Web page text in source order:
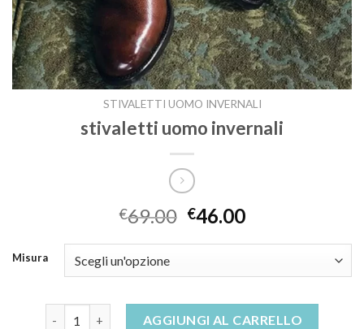
STIVALETTI UOMO INVERNALI
stivaletti uomo invernali
€69.00 €46.00
Misura
stivaletti uomo invernali quantità
AGGIUNGI AL CARRELLO